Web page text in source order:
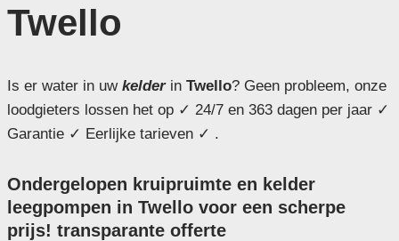
Twello
Is er water in uw kelderin Twello? Geen probleem, onze
loodgieters lossen het op ✓ 24/7 en 363 dagen per jaar ✓
Garantie ✓ Eerlijke tarieven ✓ .
Ondergelopen kruipruimte en kelder
leegpompen in Twello voor een scherpe
prijs! transparante offerte